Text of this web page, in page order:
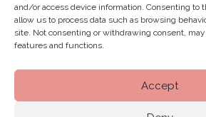
and/or access device information. Consenting to
allow us to process data such as browsing
site. Not consenting or withdrawing consent,
features and functions.
Accept